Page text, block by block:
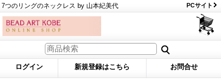
7つのリングのネックレス by 山本紀美代 PCサイト
ログイン 新規登録はこちら お問合せ